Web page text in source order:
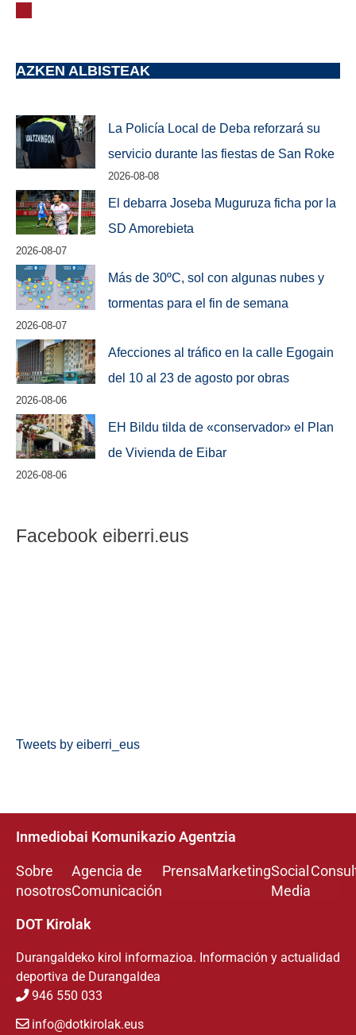
AZKEN ALBISTEAK
La Policía Local de Deba reforzará su
servicio durante las fiestas de San Roke
2026-08-08
El debarra Joseba Muguruza ficha por la
SD Amorebieta
2026-08-07
Más de 30ºC, sol con algunas nubes y
tormentas para el fin de semana
2026-08-07
Afecciones al tráfico en la calle Egogain
del 10 al 23 de agosto por obras
2026-08-06
EH Bildu tilda de «conservador» el Plan
de Vivienda de Eibar
2026-08-06
Facebook eiberri.eus
Tweets by eiberri_eus
Inmediobai Komunikazio Agentzia
Sobre
nosotros
Agencia de
Comunicación
PrensaMarketingSocial
Media
DOT Kirolak
Durangaldeko kirol informazioa. Información y actualidad
deportiva de Durangaldea
946 550 033
info@dotkirolak.eus